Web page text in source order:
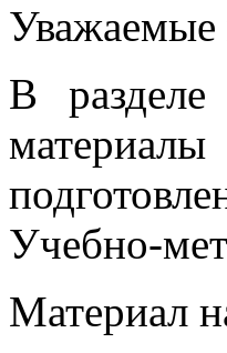
Уважаемые
В
Учебно-
Материал